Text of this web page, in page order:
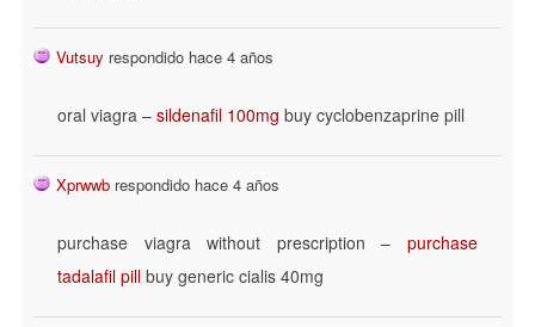
Vutsuy respondido hace 4 años
oral viagra – sildenafil 100mg buy cyclobenzaprine pill
Xprwwb respondido hace 4 años
purchase viagra without prescription – purchase
tadalafil pill buy generic cialis 40mg